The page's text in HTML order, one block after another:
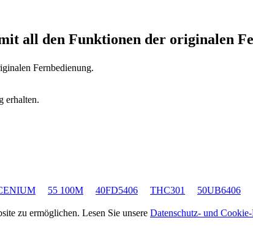
all den Funktionen der originalen
Fernbedienung.
erhalten.
55 100M 40FD5406 THC301
50UB6406
zu ermöglichen. Lesen Sie unsere Datenschutz- und